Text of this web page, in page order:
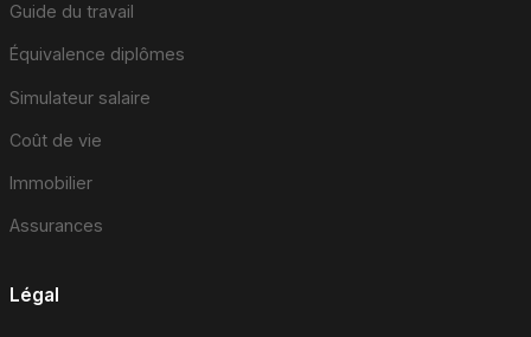
Guide du travail
Équivalence diplômes
Simulateur salaire
Coût de vie
Immobilier
Assurances
Légal